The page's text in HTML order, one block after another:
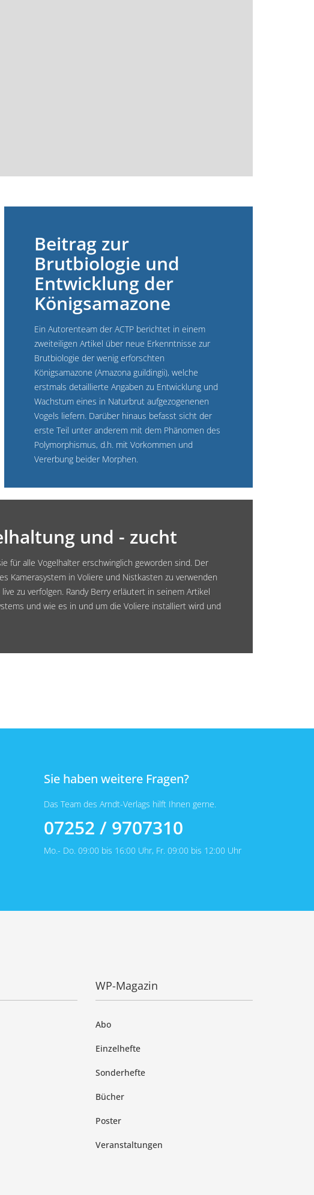
Beitrag zur
Brutbiologie und
Entwicklung der
Königsamazone
Ein Autorenteam der ACTP berichtet in einem
zweiteiligen Artikel über neue Erkenntnisse zur
Brutbiologie der wenig erforschten
Königsamazone (Amazona guildingii), welche
erstmals detaillierte Angaben zu Entwicklung und
Wachstum eines in Naturbrut aufgezogenenen
Vogels liefern. Darüber hinaus befasst sicht der
erste Teil unter anderem mit dem Phänomen des
Polymorphismus, d.h. mit Vorkommen und
Vererbung beider Morphen.
und - zucht
für alle Vogelhalter erschwinglich geworden sind. Der
Kamerasystem in Voliere und Nistkasten zu verwenden
zu verfolgen. Randy Berry erläutert in seinem Artikel
und wie es in und um die Voliere installiert wird und
Sie haben weitere Fragen?
Das Team des Arndt-Verlags hilft Ihnen gerne.
07252 / 9707310
Mo.- Do. 09:00 bis 16:00 Uhr, Fr. 09:00 bis 12:00 Uhr
WP-Magazin
Abo
Einzelhefte
Sonderhefte
Bücher
Poster
Veranstaltungen